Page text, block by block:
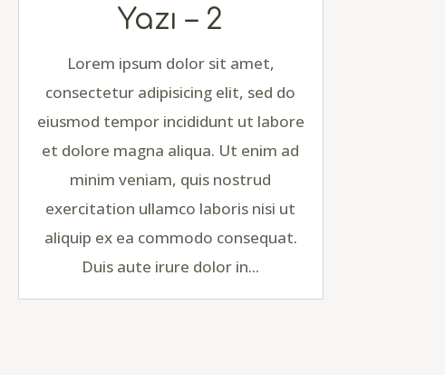
Yazı – 2
Lorem ipsum dolor sit amet,
consectetur adipisicing elit, sed do
eiusmod tempor incididunt ut labore
et dolore magna aliqua. Ut enim ad
minim veniam, quis nostrud
exercitation ullamco laboris nisi ut
aliquip ex ea commodo consequat.
Duis aute irure dolor in...